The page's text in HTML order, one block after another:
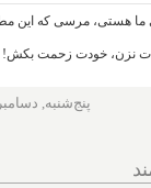
هستی، مرسی که این
نزن، خودت زحمت بکش!
پنج‌شنبه, دسامبر 16, 2021 - 08:15